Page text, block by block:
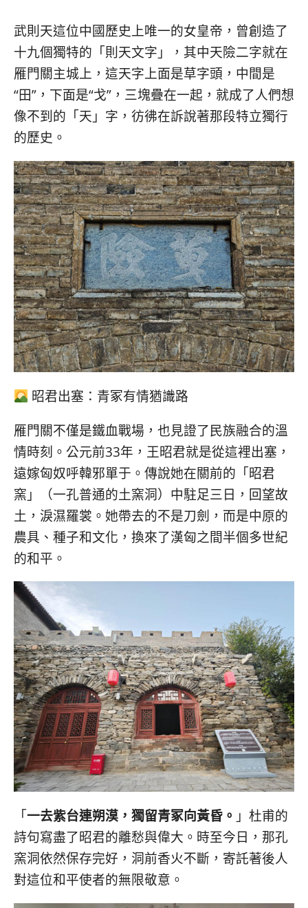
武則天這位中國歷史上唯一的女皇帝，曾創造了
十九個獨特的「則天文字」，其中天險二字就在
雁門關主城上，這天字上面是草字頭，中間是
“田”，下面是“戈”，三塊疊在一起，就成了人們想
像不到的「天」字，彷彿在訴說著那段特立獨行
的歷史。
昭君出塞：青冢有情猶識路
雁門關不僅是鐵血戰場，也見證了民族融合的溫
情時刻。公元前33年，王昭君就是從這裡出塞，
遠嫁匈奴呼韓邪單于。傳說她在關前的「昭君
窯」（一孔普通的土窯洞）中駐足三日，回望故
土，淚濕羅裳。她帶去的不是刀劍，而是中原的
農具、種子和文化，換來了漢匈之間半個多世紀
的和平。
「一去紫台連朔漠，獨留青冢向黃昏。 」杜甫的
詩句寫盡了昭君的離愁與偉大。時至今日，那孔
窯洞依然保存完好，洞前香火不斷，寄託著後人
對這位和平使者的無限敬意。